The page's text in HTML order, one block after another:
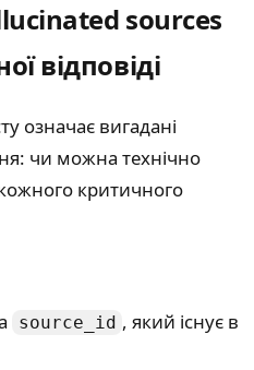
sources
відповіді
означає вигадані
чи можна технічно
критичного
source_id , який існує в